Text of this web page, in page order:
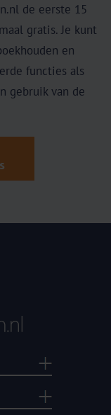
de eerste 15
gratis. Je kunt
en
functies als
gebruik van de